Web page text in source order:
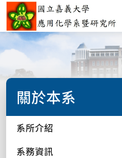
關於本系
系所介紹
系務資訊